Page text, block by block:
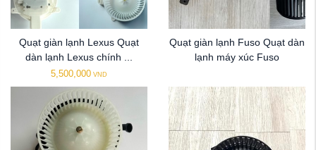
Quạt giàn lạnh Lexus Quạt
dàn lạnh Lexus chính ...
5,500,000 VND
Quạt giàn lạnh Fuso Quạt dàn
lạnh máy xúc Fuso